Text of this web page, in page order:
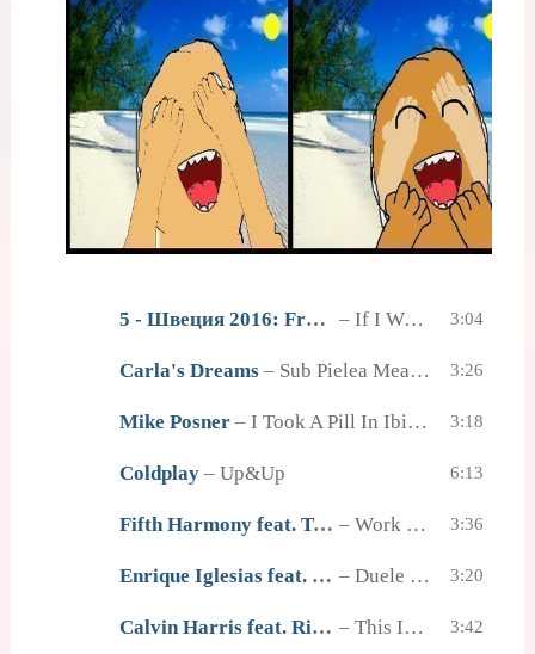
5 - Швеция 2016: Frans – If I Were Sorry 3:04
Carla's Dreams– Sub Pielea Mea (Midi Culture Remix) 3:26
Mike Posner– I Took A Pill In Ibiza (Seeb Radio Edit) 3:18
Coldplay– Up&Up 6:13
Fifth Harmony feat. Ty Dolla Sign – Work From Home 3:36
Enrique Iglesias feat. Wisin – Duele El Corazon 3:20
Calvin Harris feat. Rihanna – This Is What You Came For 3:42